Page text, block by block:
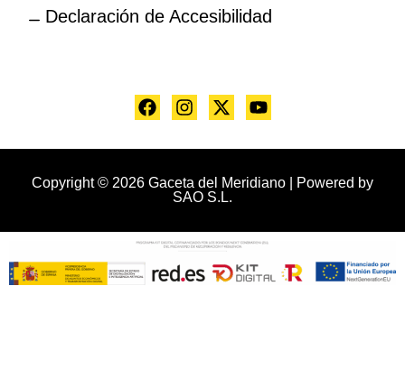
Declaración de Accesibilidad
Copyright © 2026 Gaceta del Meridiano | Powered by
SAO S.L.